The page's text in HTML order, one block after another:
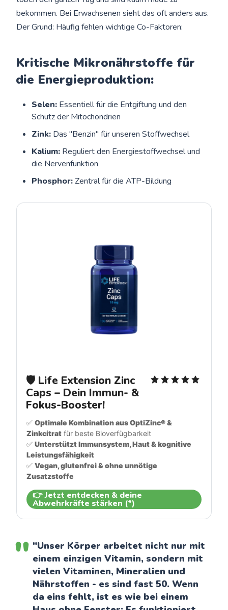
bekommen. Bei Erwachsenen sieht das oft anders aus.
Der Grund: Häufig fehlen wichtige Co-Faktoren:
Kritische Mikronährstoffe für
die Energieproduktion:
Selen: Essentiell für die Entgiftung und den
Schutz der Mitochondrien
Zink: Das "Benzin" für unseren Stoffwechsel
Kalium: Reguliert den Energiestoffwechsel und
die Nervenfunktion
Phosphor:Zentral für die ATP-Bildung
🛡️ Life Extension Zinc
Caps – Dein Immun- &
Fokus-Booster!
✅ Optimale Kombination aus OptiZinc® &
Zinkcitrat für beste Bioverfügbarkeit
✅ Unterstützt Immunsystem, Haut & kognitive
Leistungsfähigkeit
✅ Vegan, glutenfrei & ohne unnötige
Zusatzstoffe
👉 Jetzt entdecken & deine
Abwehrkräfte stärken (*)
"Unser Körper arbeitet nicht nur mit
einem einzigen Vitamin, sondern mit
vielen Vitaminen, Mineralien und
Nährstoffen - es sind fast 50. Wenn
da eins fehlt, ist es wie bei einem